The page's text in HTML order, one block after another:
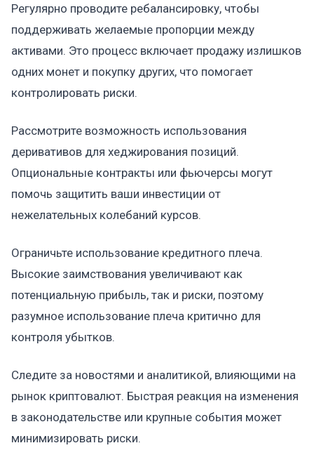
Регулярно проводите ребалансировку, чтобы
поддерживать желаемые пропорции между
активами. Это процесс включает продажу излишков
одних монет и покупку других, что помогает
контролировать риски.
Рассмотрите возможность использования
деривативов для хеджирования позиций.
Опциональные контракты или фьючерсы могут
помочь защитить ваши инвестиции от
нежелательных колебаний курсов.
Ограничьте использование кредитного плеча.
Высокие заимствования увеличивают как
потенциальную прибыль, так и риски, поэтому
разумное использование плеча критично для
контроля убытков.
Следите за новостями и аналитикой, влияющими на
рынок криптовалют. Быстрая реакция на изменения
в законодательстве или крупные события может
минимизировать риски.